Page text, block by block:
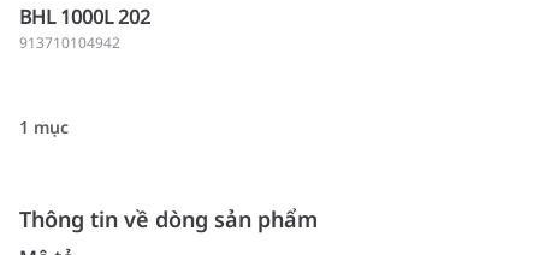
BHL 1000L 202
913710104942
1 mục
Thông tin về dòng sản phẩm